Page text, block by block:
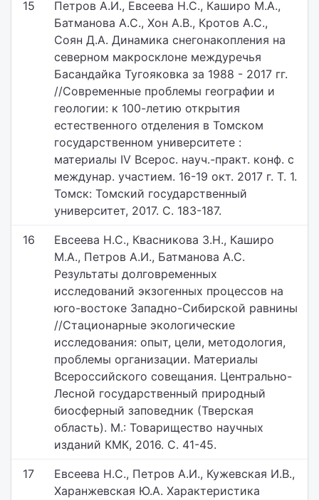
15
Петров А.И., Евсеева Н.С., Каширо М.А.,
Батманова А.С., Хон А.В., Кротов А.С.,
Соян Д.А. Динамика снегонакопления на
северном макросклоне междуречья
Басандайка Тугояковка за 1988 - 2017 гг.
//Современные проблемы географии и
геологии: к 100-летию открытия
естественного отделения в Томском
государственном университете :
материалы IV Всерос. науч.-практ. конф. с
междунар. участием. 16-19 окт. 2017 г. Т. 1.
Томск: Томский государственный
университет, 2017. С. 183-187.
16
Евсеева Н.С., Квасникова З.Н., Каширо
М.А., Петров А.И., Батманова А.С.
Результаты долговременных
исследований экзогенных процессов на
юго-востоке Западно-Сибирской равнины
//Стационарные экологические
исследования: опыт, цели, методология,
проблемы организации. Материалы
Всероссийского совещания. Центрально-
Лесной государственный природный
биосферный заповедник (Тверская
область). М.: Товарищество научных
изданий КМК, 2016. С. 41-45.
17
Евсеева Н.С., Петров А.И., Кужевская И.В.,
Харанжевская Ю.А. Характеристика